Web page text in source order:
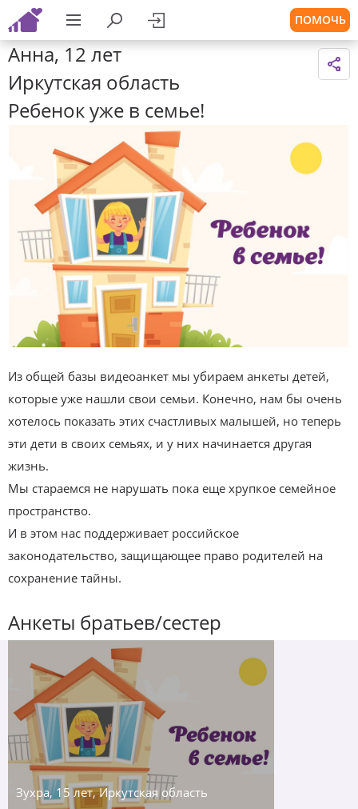
ПОМОЧЬ
Анна, 12 лет
Иркутская область
Ребенок уже в семье!
Из общей базы видеоанкет мы убираем анкеты детей,
которые уже нашли свои семьи. Конечно, нам бы очень
хотелось показать этих счастливых малышей, но теперь
эти дети в своих семьях, и у них начинается другая
жизнь.
Мы стараемся не нарушать пока еще хрупкое семейное
пространство.
И в этом нас поддерживает российское
законодательство, защищающее право родителей на
сохранение тайны.
Анкеты братьев/сестер
Зухра, 15 лет, Иркутская область